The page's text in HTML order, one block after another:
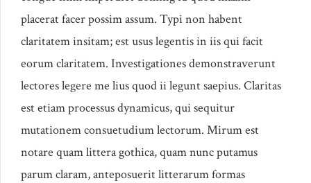
placerat facer possim assum. Typi non habent
claritatem insitam; est usus legentis in iis qui facit
eorum claritatem. Investigationes demonstraverunt
lectores legere me lius quod ii legunt saepius. Claritas
est etiam processus dynamicus, qui sequitur
mutationem consuetudium lectorum. Mirum est
notare quam littera gothica, quam nunc putamus
parum claram, anteposuerit litterarum formas